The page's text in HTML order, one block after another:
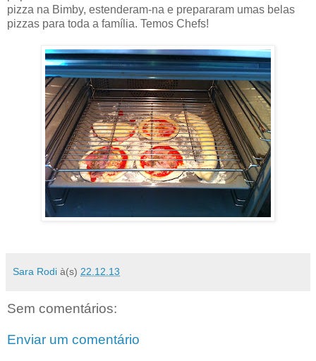
pizza na Bimby, estenderam-na e prepararam umas belas
pizzas para toda a família. Temos Chefs!
Sara Rodi à(s) 22.12.13
Sem comentários:
Enviar um comentário